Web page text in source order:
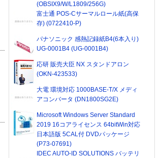
(OBSIX9/W/L1809/256G)
富士通 POS-Cサーマルロール紙(高保
存) (0722410-P)
パナソニック 感熱記録紙B4(6本入り)
UG-0001B4 (UG-0001B4)
応研 販売大臣 NX スタンドアロン
(OKN-423533)
大電 環境対応 1000BASE-T/X メディ
アコンバータ (DN1800SG2E)
Microsoft Windows Server Standard
2019 16コアライセンス 64bitWin対応
日本語版 5CAL付 DVDパッケージ
(P73-07691)
IDEC AUTO-ID SOLUTIONS バッテリ